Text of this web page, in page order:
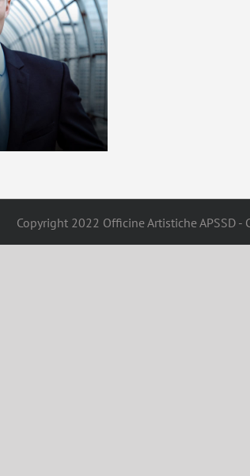
Copyright 2022 Officine Artistiche APSSD